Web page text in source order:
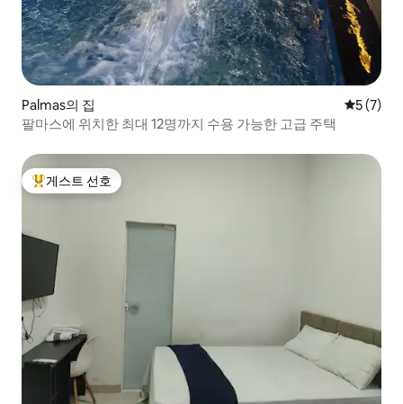
Palmas의 집 평점 5점
5 (7)
팔마스에 위치한 최대 12명까지 수용 가능한 고급 주택
상위 게스트 선호
게스트 선호